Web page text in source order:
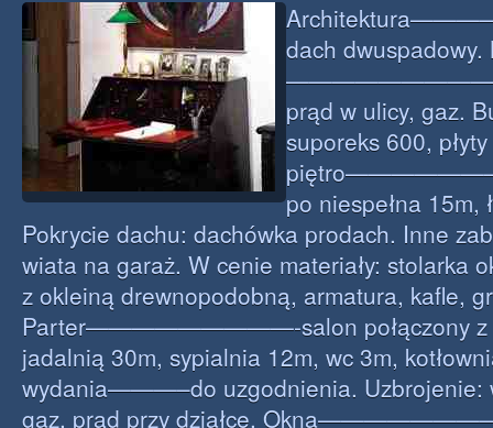
dach dwuspadowy.
——————————-
prąd w ulicy,
suporeks 600,
po niespełna 15m,
Pokrycie dachu: dachówka prodach. Inne
wiata na garaż. W cenie materiały: stolarka
z okleiną drewnopodobną, armatura, kafle,
Parter—————————-salon połączony z
jadalnią 30m, sypialnia 12m, wc 3m,
wydania———–do uzgodnienia. Uzbrojenie:
gaz, prąd przy działce.